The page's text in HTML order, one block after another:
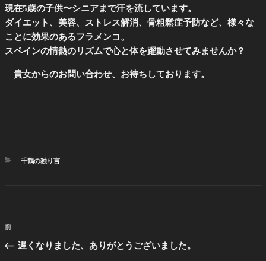
現在5歳の子供〜シニアまで汗を流しています。
ダイエット、美容、ストレス解消、骨粗鬆症予防など、様々な
ことに効果のあるフラメンコ。
スペインの情熱のリズムで心と体を躍動させてみませんか？
貴女からのお問い合わせ、お待ちしております。
カ
千鶴の独り言
投
ナ
前
の
前
遅くなりました、ありがとうございました。